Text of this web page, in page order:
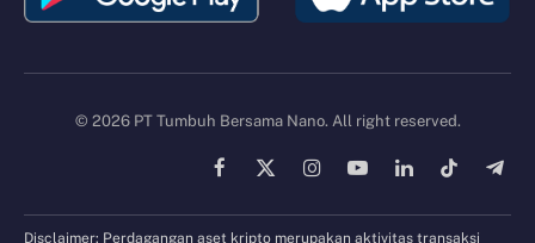
© 2026 PT Tumbuh Bersama Nano. All right reserved.
Facebook
X
InstagramYouTubeLinkedInTikTok
Disclaimer: Perdagangan aset kripto merupakan aktivitas transaksi